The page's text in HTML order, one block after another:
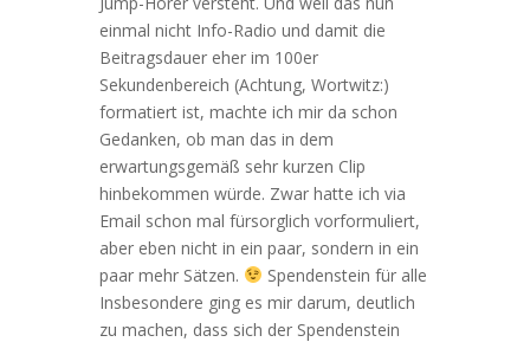
einmal nicht Info-Radio und damit die
Beitragsdauer eher im 100er
Sekundenbereich (Achtung, Wortwitz:)
formatiert ist, machte ich mir da schon
Gedanken, ob man das in dem
erwartungsgemäß sehr kurzen Clip
hinbekommen würde. Zwar hatte ich via
Email schon mal fürsorglich vorformuliert,
aber eben nicht in ein paar, sondern in ein
paar mehr Sätzen.
Spendenstein für alle
Insbesondere ging es mir darum, deutlich
zu machen, dass sich der Spendenstein